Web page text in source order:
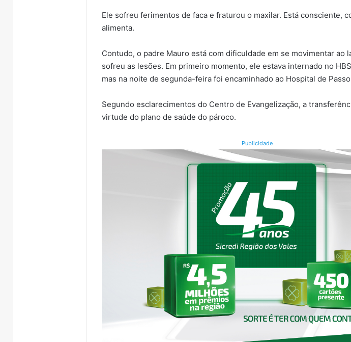
Ele sofreu ferimentos de faca e fraturou o maxilar. Está consciente,
alimenta.
Contudo, o padre Mauro está com dificuldade em se movimentar ao
sofreu as lesões. Em primeiro momento, ele estava internado no
mas na noite de segunda-feira foi encaminhado ao Hospital de
Segundo esclarecimentos do Centro de Evangelização, a
virtude do plano de saúde do pároco.
Publicidade